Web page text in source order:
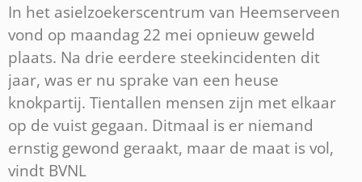
In het asielzoekerscentrum van Heemserveen
vond op maandag 22 mei opnieuw geweld
plaats. Na drie eerdere steekincidenten dit
jaar, was er nu sprake van een heuse
knokpartij. Tientallen mensen zijn met elkaar
op de vuist gegaan. Ditmaal is er niemand
ernstig gewond geraakt, maar de maat is vol,
vindt BVNL